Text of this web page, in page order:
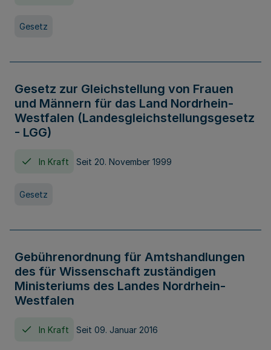
Gesetz
Gesetz zur Gleichstellung von Frauen
und Männern für das Land Nordrhein-
Westfalen (Landesgleichstellungsgesetz
- LGG)
In Kraft Seit 20. November 1999
Gesetz
Gebührenordnung für Amtshandlungen
des für Wissenschaft zuständigen
Ministeriums des Landes Nordrhein-
Westfalen
In Kraft Seit 09. Januar 2016